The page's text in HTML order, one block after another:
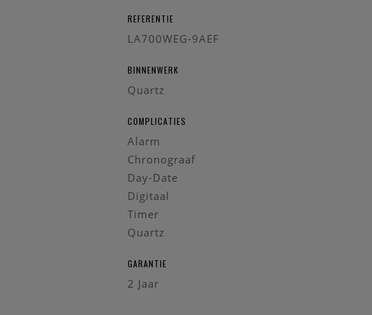
REFERENTIE
LA700WEG-9AEF
BINNENWERK
Quartz
COMPLICATIES
Alarm
Chronograaf
Day-Date
Digitaal
Timer
Quartz
GARANTIE
2 Jaar